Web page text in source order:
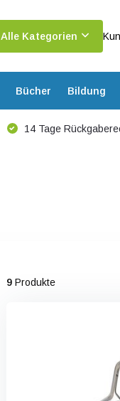
Alle Kategorien
Bücher Bildung
14 Tage
9Produkte